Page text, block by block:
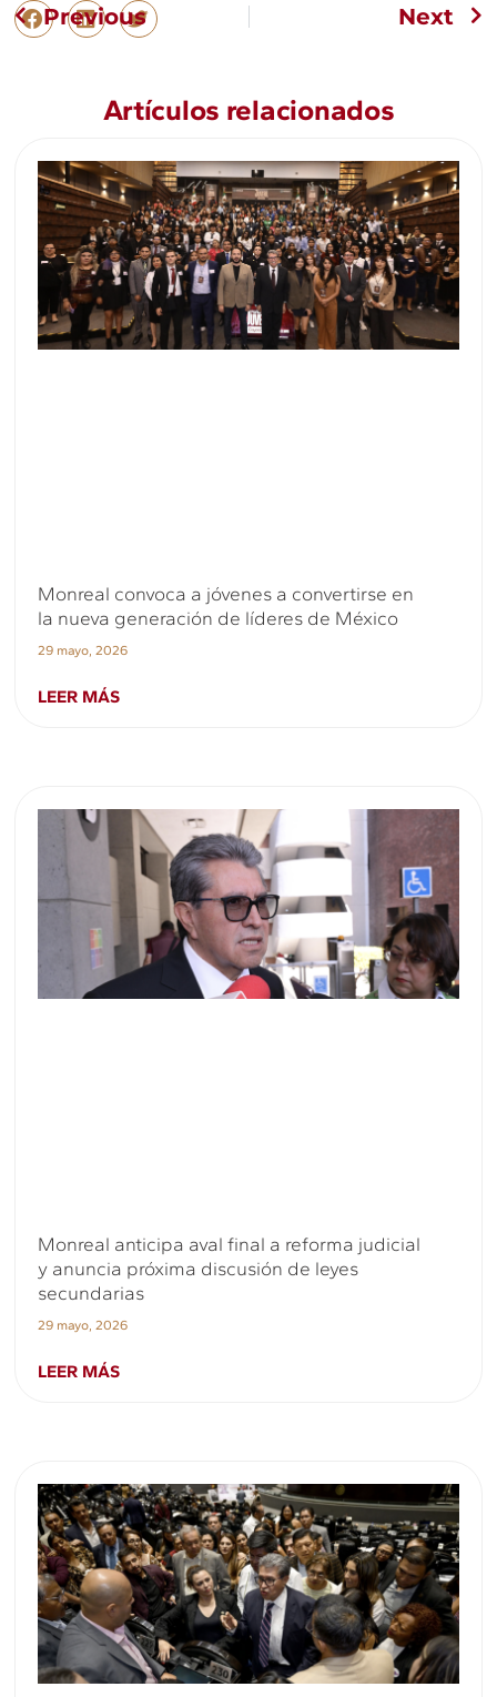
Previous Next
Artículos relacionados
Monreal convoca a jóvenes a convertirse en
la nueva generación de líderes de México
29 mayo, 2026
LEER MÁS
Monreal anticipa aval final a reforma judicial
y anuncia próxima discusión de leyes
secundarias
29 mayo, 2026
LEER MÁS